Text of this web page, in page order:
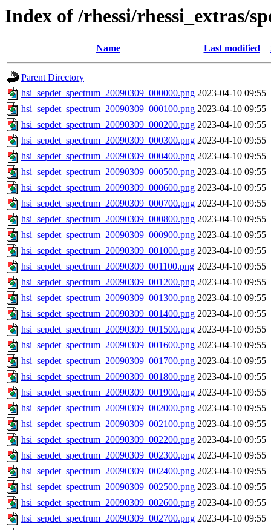
Index of /rhessi/rhessi_extras/
Name Last modified
Parent Directory
hsi_sepdet_spectrum_20090309_000000.png 2023-04-10 09:55
hsi_sepdet_spectrum_20090309_000100.png 2023-04-10 09:55
hsi_sepdet_spectrum_20090309_000200.png 2023-04-10 09:55
hsi_sepdet_spectrum_20090309_000300.png 2023-04-10 09:55
hsi_sepdet_spectrum_20090309_000400.png 2023-04-10 09:55
hsi_sepdet_spectrum_20090309_000500.png 2023-04-10 09:55
hsi_sepdet_spectrum_20090309_000600.png 2023-04-10 09:55
hsi_sepdet_spectrum_20090309_000700.png 2023-04-10 09:55
hsi_sepdet_spectrum_20090309_000800.png 2023-04-10 09:55
hsi_sepdet_spectrum_20090309_000900.png 2023-04-10 09:55
hsi_sepdet_spectrum_20090309_001000.png 2023-04-10 09:55
hsi_sepdet_spectrum_20090309_001100.png 2023-04-10 09:55
hsi_sepdet_spectrum_20090309_001200.png 2023-04-10 09:55
hsi_sepdet_spectrum_20090309_001300.png 2023-04-10 09:55
hsi_sepdet_spectrum_20090309_001400.png 2023-04-10 09:55
hsi_sepdet_spectrum_20090309_001500.png 2023-04-10 09:55
hsi_sepdet_spectrum_20090309_001600.png 2023-04-10 09:55
hsi_sepdet_spectrum_20090309_001700.png 2023-04-10 09:55
hsi_sepdet_spectrum_20090309_001800.png 2023-04-10 09:55
hsi_sepdet_spectrum_20090309_001900.png 2023-04-10 09:55
hsi_sepdet_spectrum_20090309_002000.png 2023-04-10 09:55
hsi_sepdet_spectrum_20090309_002100.png 2023-04-10 09:55
hsi_sepdet_spectrum_20090309_002200.png 2023-04-10 09:55
hsi_sepdet_spectrum_20090309_002300.png 2023-04-10 09:55
hsi_sepdet_spectrum_20090309_002400.png 2023-04-10 09:55
hsi_sepdet_spectrum_20090309_002500.png 2023-04-10 09:55
hsi_sepdet_spectrum_20090309_002600.png 2023-04-10 09:55
hsi_sepdet_spectrum_20090309_002700.png 2023-04-10 09:55